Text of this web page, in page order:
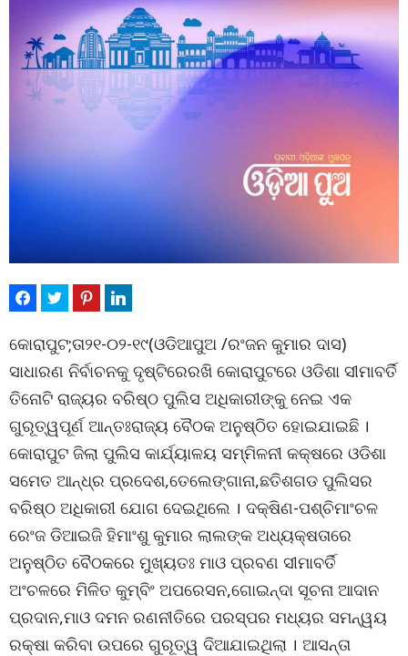
କୋରାପୁଟ;ତା୨୧-୦୨-୧୯(ଓଡିଆପୁଅ /ରଂଜନ କୁମାର ଦାସ)
ସାଧାରଣ ନିର୍ବାଚନକୁ ଦୃଷ୍ଟିରେରଖି କୋରାପୁଟରେ ଓଡିଶା ସୀମାବର୍ତି
ତିନୋଟି ରାଜ୍ୟର ବରିଷ୍ଠ ପୁଲିସ ଅଧିକାରୀଙ୍କୁ ନେଇ ଏକ
ଗୁରୂତ୍ୱପୂର୍ଣ ଆନ୍ତଃରାଜ୍ୟ ବୈଠକ ଅନୁଷ୍ଠିତ ହୋଇଯାଇଛି ।
କୋରାପୁଟ ଜିଲା ପୁଲିସ କାର୍ଯ୍ୟାଳୟ ସମ୍ମିଳନୀ କକ୍ଷରେ ଓଡିଶା
ସମେତ ଆନ୍ଧ୍ର ପ୍ରଦେଶ,ତେଲେଙ୍ଗାନା,ଛତିଶଗଡ ପୁଲିସର
ବରିଷ୍ଠ ଅଧିକାରୀ ଯୋଗ ଦେଇଥିଲେ । ଦକ୍ଷିଣ-ପଶ୍ଚିମାଂଚଳ
ରେଂଜ ଡିଆଇଜି ହିମାଂଶୁ କୁମାର ଲାଲଙ୍କ ଅଧ୍ୟକ୍ଷତାରେ
ଅନୁଷ୍ଠିତ ବୈଠକରେ ମୁଖ୍ୟତଃ ମାଓ ପ୍ରବଣ ସୀମାବର୍ତି
ଅଂଚଳରେ ମିଳିତ କୁମ୍ବିଂ ଅପରେସନ,ଗୋଇନ୍ଦା ସୂଚନା ଆଦାନ
ପ୍ରଦାନ,ମାଓ ଦମନ ରଣନୀତିରେ ପରସ୍ପର ମଧ୍ୟର ସମନ୍ୱୟ
ରକ୍ଷା କରିବା ଉପରେ ଗୁରୂତ୍ୱ ଦିଆଯାଇଥିଲା । ଆସନ୍ତା